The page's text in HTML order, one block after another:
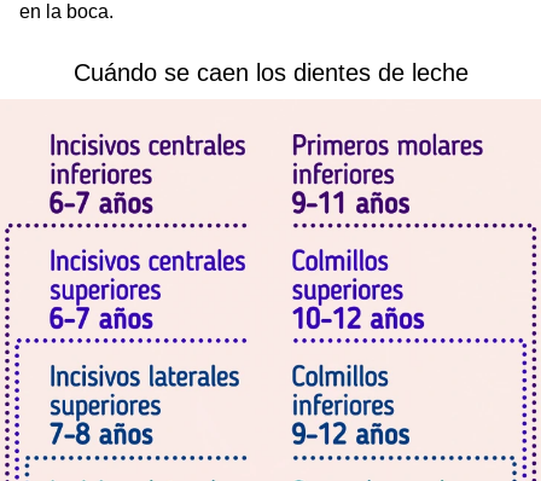
en la boca.
Cuándo se caen los dientes de leche